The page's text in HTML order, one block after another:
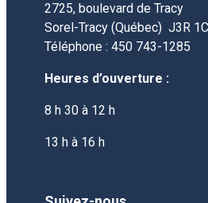
2725, boulevard de Tracy
Sorel-Tracy (Québec) J3R
Téléphone : 450 743-1285
Heures d’ouverture :
8 h 30 à 12 h
13 h à 16 h